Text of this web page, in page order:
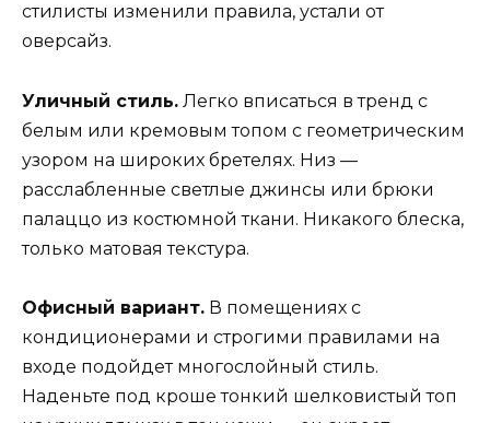
стилисты изменили правила, устали от
оверсайз.
Уличный стиль. Легко вписаться в тренд с
белым или кремовым топом с геометрическим
узором на широких бретелях. Низ —
расслабленные светлые джинсы или брюки
палаццо из костюмной ткани. Никакого блеска,
только матовая текстура.
Офисный вариант. В помещениях с
кондиционерами и строгими правилами на
входе подойдет многослойный стиль.
Наденьте под кроше тонкий шелковистый топ